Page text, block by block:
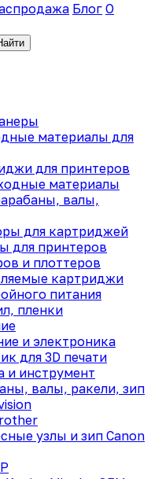
Блог О
материалы для
для принтеров
материалы
валы,
для картриджей
для принтеров
и плоттеров
картриджи
питания
пленки
и электроника
для 3D печати
и инструмент
валы, ракели, зип
узлы и зип Canon